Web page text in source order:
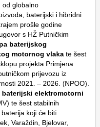
od globalno
baterijski i hibridni
prošle godine
s HŽ Putničkim
baterijskog
motornog vlaka te šest
projekta Primjena
prijevozu iz
2021. – 2026. (NPOO).
elektromotorni
te šest stabilnih
koji će biti
Varaždin, Bjelovar,